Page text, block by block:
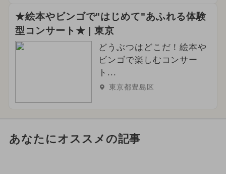
★絵本やビンゴで"はじめて"あふれる体験
型コンサート★ | 東京
どうぶつはどこだ！絵本や
ビンゴで楽しむコンサー
ト...
東京都豊島区
あなたにオススメの記事